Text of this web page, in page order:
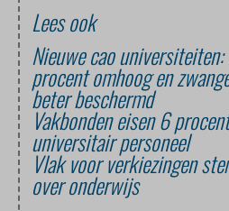
Lees ook
Nieuwe cao
procent omhoog en
beter beschermd
Vakbonden eisen 6
universitair personeel
Vlak voor verkiezingen
over onderwijs